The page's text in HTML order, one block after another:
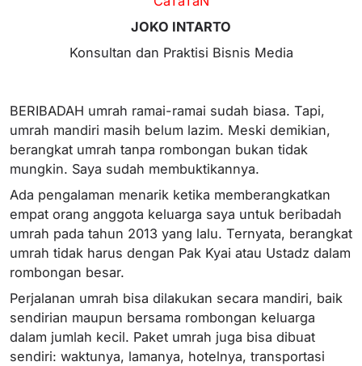
JOKO INTARTO
Konsultan dan Praktisi Bisnis Media
BERIBADAH umrah ramai-ramai sudah biasa. Tapi,
umrah mandiri masih belum lazim. Meski demikian,
berangkat umrah tanpa rombongan bukan tidak
mungkin. Saya sudah membuktikannya.
Ada pengalaman menarik ketika memberangkatkan
empat orang anggota keluarga saya untuk beribadah
umrah pada tahun 2013 yang lalu. Ternyata, berangkat
umrah tidak harus dengan Pak Kyai atau Ustadz dalam
rombongan besar.
Perjalanan umrah bisa dilakukan secara mandiri, baik
sendirian maupun bersama rombongan keluarga
dalam jumlah kecil. Paket umrah juga bisa dibuat
sendiri: waktunya, lamanya, hotelnya, transportasi